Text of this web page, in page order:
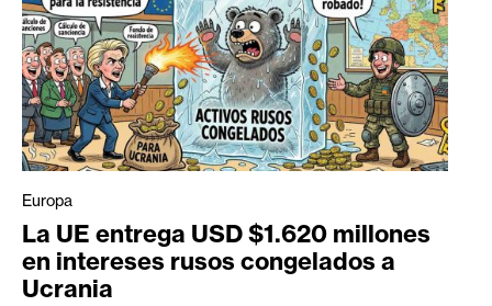
Europa
La UE entrega USD $1.620 millones
en intereses rusos congelados a
Ucrania